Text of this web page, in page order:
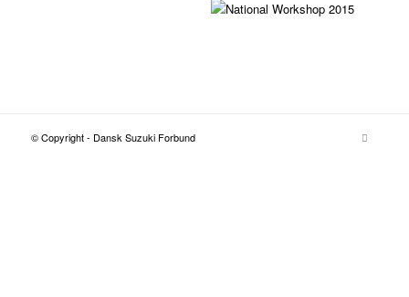
© Copyright - Dansk Suzuki Forbund